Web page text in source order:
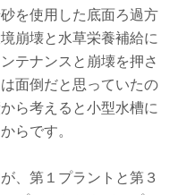
を使用した底面ろ過方
崩壊と水草栄養補給に
テナンスと崩壊を押さ
面倒だと思っていたの
ら考えると小型水槽に
らです。
、第１プラントと第３